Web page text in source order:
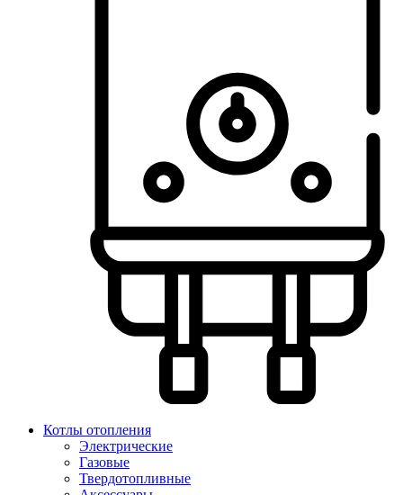
Котлы отопления
Электрические
Газовые
Твердотопливные